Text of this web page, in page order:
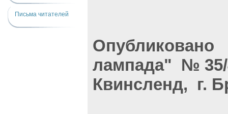
Письма читателей
лампада" №35/
Квинсленд, г.